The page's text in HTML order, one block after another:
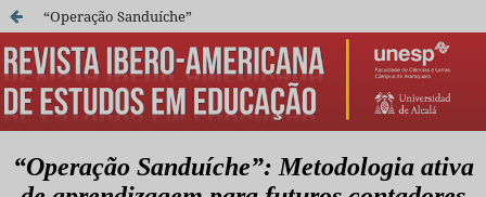
“Operação Sanduíche”